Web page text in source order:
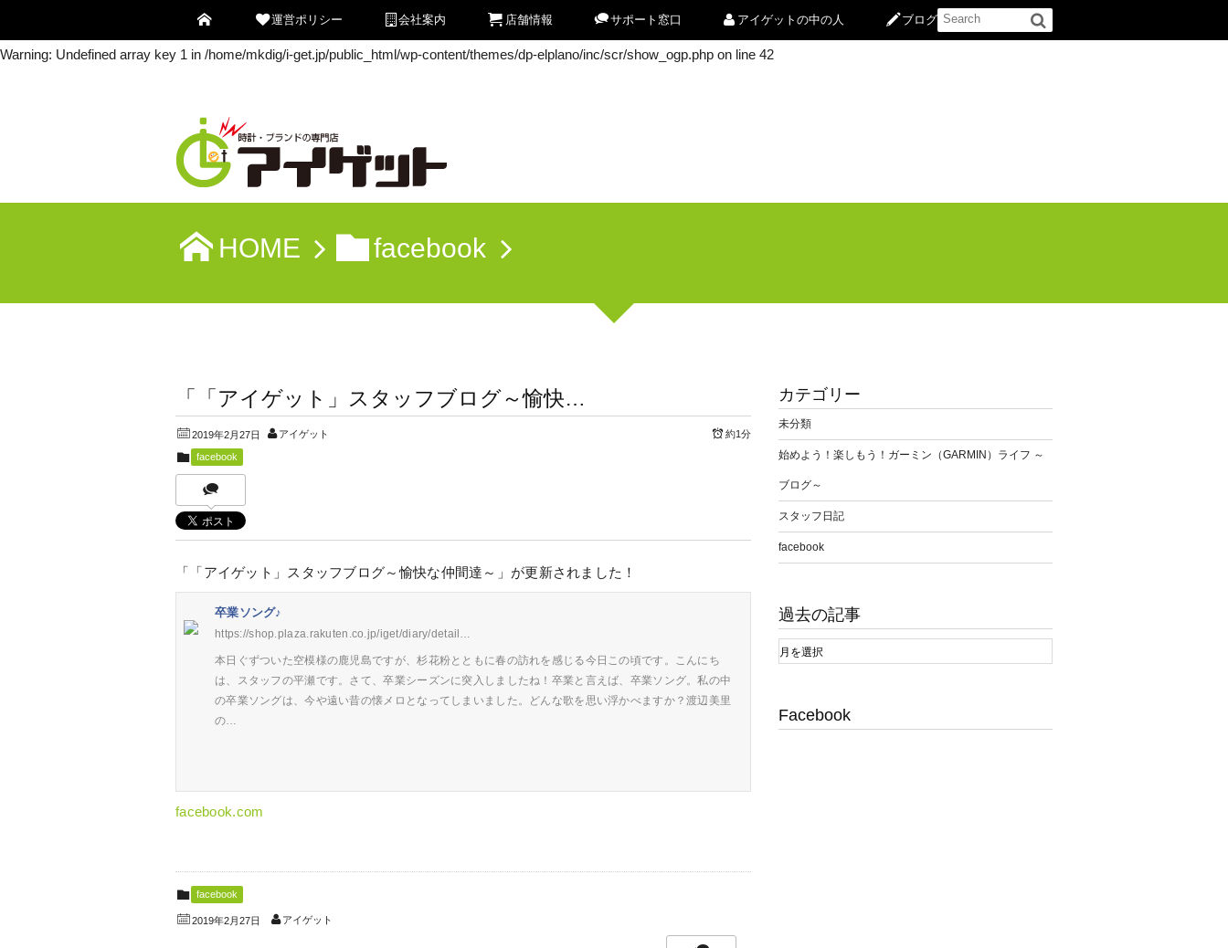
: Undefined array key 0 in/home/mkdig/i-get.jp/public_html/wp-content/themes/dp-elplano/inc/scr/show_ogp.php on line 42
Warning: Undefined array key 1 in /home/mkdig/i-get.jp/public_html/wp-content/themes/dp-elplano/inc/scr/show_ogp.php on line 42
運営ポリシー 会社案内 店舗情報 サポート窓口 アイゲットの中の人 ブログ
HOME facebook
「「アイゲット」スタッフブログ～愉快…
2019年2月27日 アイゲット 約1分
facebook
「「アイゲット」スタッフブログ～愉快な仲間達～」が更新されました！
卒業ソング♪
https://shop.plaza.rakuten.co.jp/iget/diary/detail…
本日ぐずついた空模様の鹿児島ですが、杉花粉とともに春の訪れを感じる今日この頃です。こんにち
は、スタッフの平瀬です。さて、卒業シーズンに突入しましたね！卒業と言えば、卒業ソング。私の中
の卒業ソングは、今や遠い昔の懐メロとなってしまいました。どんな歌を思い浮かべますか？渡辺美里
の…
facebook.com
facebook
2019年2月27日 アイゲット
カテゴリー
未分類
始めよう！楽しもう！ガーミン（GARMIN）ライフ ～
ブログ～
スタッフ日記
facebook
過去の記事
Facebook